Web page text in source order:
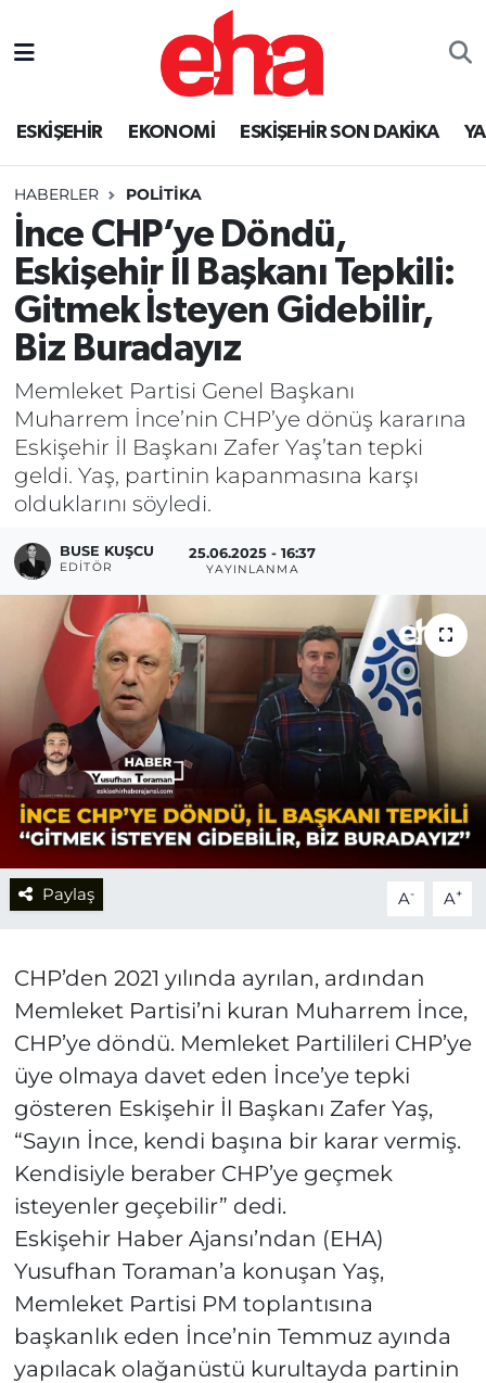
ESKİŞEHİR EKONOMİ ESKİŞEHİR SON DAKİKA
HABERLER POLİTİKA
İnce CHP’ye Döndü,
Eskişehir İl Başkanı Tepkili:
Gitmek İsteyen Gidebilir,
Biz Buradayız
Memleket Partisi Genel Başkanı
Muharrem İnce’nin CHP’ye dönüş kararına
Eskişehir İl Başkanı Zafer Yaş’tan tepki
geldi. Yaş, partinin kapanmasına karşı
olduklarını söyledi.
BUSE KUŞCU
EDITÖR
25.06.2025 - 16:37
YAYINLANMA
Paylaş A- A+
CHP’den 2021 yılında ayrılan, ardından
Memleket Partisi’ni kuran Muharrem İnce,
CHP’ye döndü. Memleket Partilileri CHP’ye
üye olmaya davet eden İnce’ye tepki
gösteren Eskişehir İl Başkanı Zafer Yaş,
“Sayın İnce, kendi başına bir karar vermiş.
Kendisiyle beraber CHP’ye geçmek
isteyenler geçebilir” dedi.
Eskişehir Haber Ajansı’ndan (EHA)
Yusufhan Toraman’a konuşan Yaş,
Memleket Partisi PM toplantısına
başkanlık eden İnce’nin Temmuz ayında
yapılacak olağanüstü kurultayda partinin